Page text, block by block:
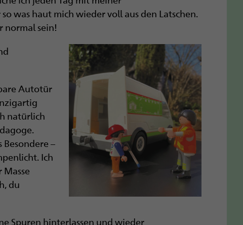
was haut mich wieder voll aus den Latschen.
normal sein!
Autotür
natürlich
–
Ich
du
Spuren hinterlassen und wieder